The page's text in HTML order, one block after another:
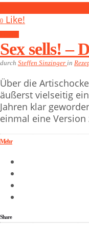
0 Like!
Sex sells! –
durch Steffen Sinzinger in
Über die
äußerst vielseitig
Jahren klar
einmal eine Version
Mehr
Share